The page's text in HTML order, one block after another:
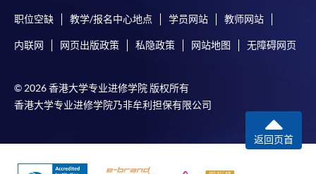
职位空缺 教学/报名中心地点 学员网站 教师网站
内联网 网页出版政策 私隐政策 网站地图 无障碍网页
© 2026 香港大学专业进修学院 版权所有
香港大学专业进修学院乃非牟利担保有限公司
返回页首